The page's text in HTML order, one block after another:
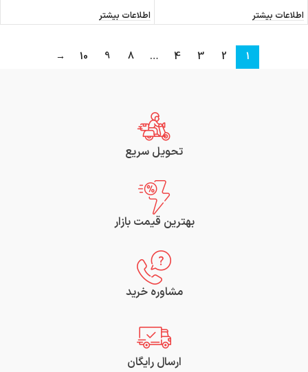
اطلاعات بیشتر اطلاعات بیشتر
1
2
3
4
…
8
9
10
→
تحویل سریع
بهترین قیمت بازار
مشاوره خرید
ارسال رایگان